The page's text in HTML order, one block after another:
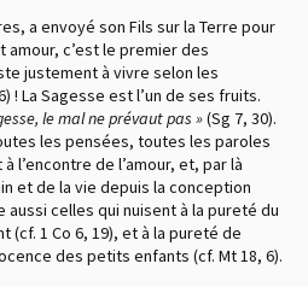
a envoyé son Fils sur la Terre pour
amour, c’est le premier des
justement à vivre selon les
! La Sagesse est l’un de ses fruits.
le mal ne prévaut pas »(Sg 7, 30).
les pensées, toutes les paroles
l’encontre de l’amour, et, par là
et de la vie depuis la conception
aussi celles qui nuisent à la pureté du
(cf. 1 Co 6, 19), et à la pureté de
des petits enfants (cf. Mt 18, 6).